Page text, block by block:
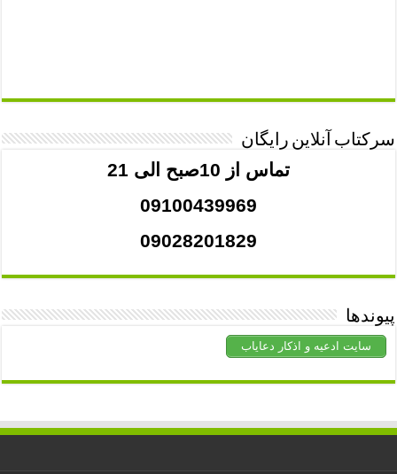
سرکتاب آنلاین رایگان
تماس از 10صبح الی 21
09100439969
09028201829
پیوندها
سایت ادعیه و اذکار دعایاب